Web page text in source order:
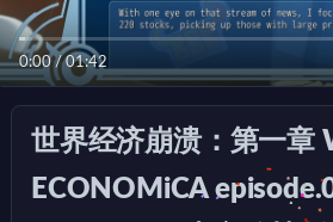
0:00/01:42
世界经济崩溃：第一章
ECONOMiCA